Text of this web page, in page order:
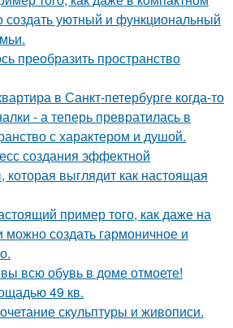
создать уютный и функциональный
преобразить пространство
в Санкт-петербурге когда-то
- а теперь превратилась в
с характером и душой.
создания эффектной
которая выглядит как настоящая
пример того, как даже на
создать гармоничное и
всю обувь в доме отмоете!
49 кв.
скульптуры и живописи.